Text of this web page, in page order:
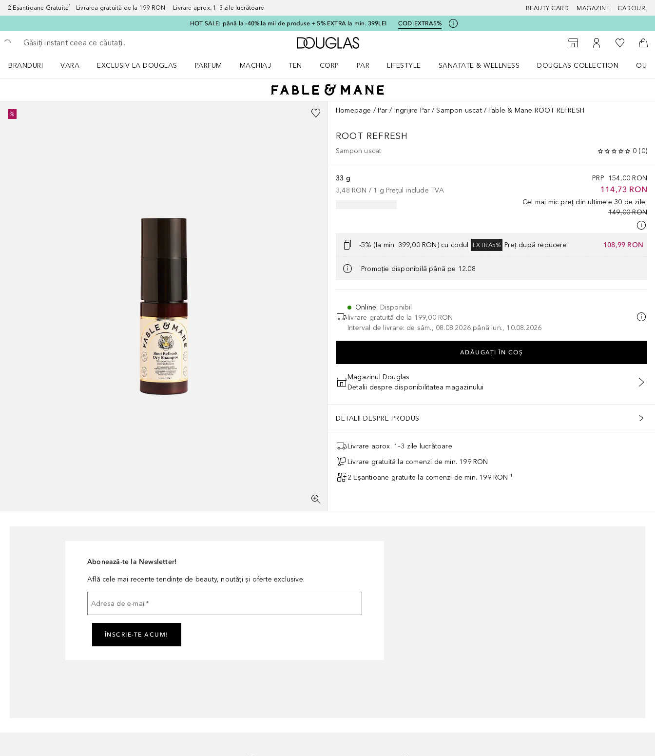
2 Eșantioane Gratuite¹ Livrarea gratuită de la 199 RON Livrare aprox. 1–3 zile lucrătoare BEAUTY CARD MAGAZINE CADOURI
HOT SALE: până la -40% la mii de produse + 5% EXTRA la min. 399LEI COD:EXTRA5%
Înapoi
Executați căutarea
Către pagina principală Douglas
Către Găsire magazin
Către Contul meu
Către
BRANDURI
VARA
EXCLUSIV LA DOUGLAS
PARFUM
MACHIAJ
TEN
CORP
PAR
LIFESTYLE
SANATATE & WELLNESS
DOUGLAS COLLECTION
% Homepage Par Ingrijire Par Sampon uscat Fable & Mane ROOT REFRESH
ROOT REFRESH
Sampon uscat 0 (0)
PRP 154,00 RON
114,73 RON
Cel mai mic preț din ultimele 30 de zile
149,00 RON
33 g
3,48 RON / 1 g Prețul include TVA
-5% (la min. 399,00 RON) cu codul EXTRA5% Preț după reducere 108,99 RON
Promoție disponibilă până pe 12.08
Online: Disponibil
livrare gratuită de la 199,00 RON
Interval de livrare: de sâm., 08.08.2026 până lun., 10.08.2026
ADĂUGAȚI ÎN COŞ
Magazinul Douglas
Detalii despre disponibilitatea magazinului
DETALII DESPRE PRODUS
Livrare aprox. 1–3 zile lucrătoare
Livrare gratuită la comenzi de min. 199 RON
2 Eșantioane gratuite la comenzi de min. 199 RON ¹
Abonează-te la Newsletter!
Află cele mai recente tendințe de beauty, noutăți și oferte exclusive.
Adresa de e-mail *
ÎNSCRIE-TE ACUM!